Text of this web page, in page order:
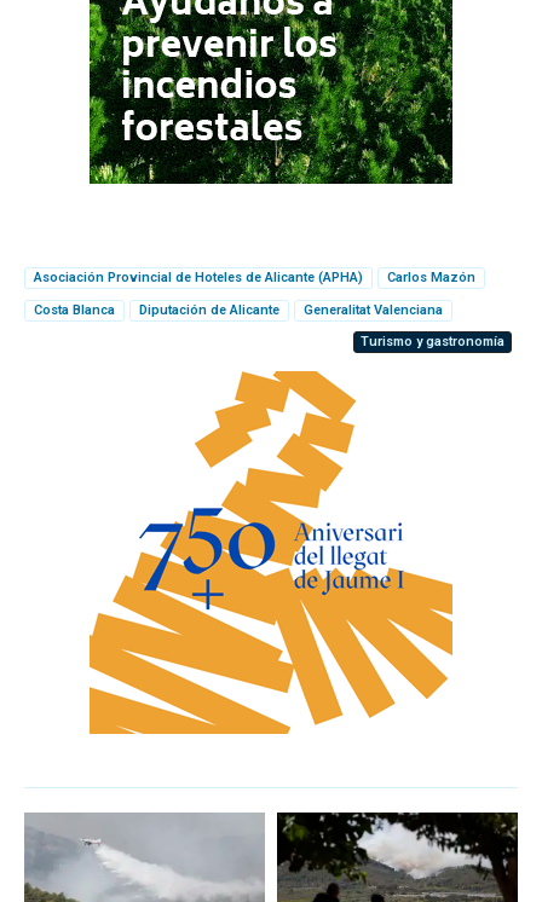
Asociación Provincial de Hoteles de Alicante (APHA) Carlos Mazón
Costa Blanca Diputación de Alicante
Generalitat Valenciana
Turismo y gastronomía